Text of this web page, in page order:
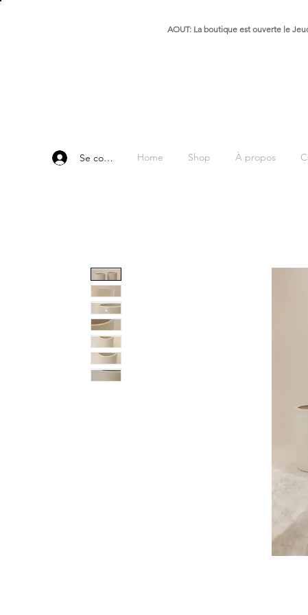
AOUT: La boutique est ouverte le
Se connecter Home Shop À propos